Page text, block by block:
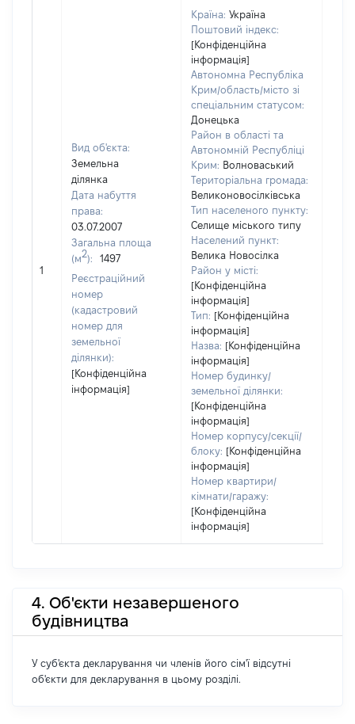
1
Вид об'єкта:
Земельна
ділянка
Дата набуття
права:
03.07.2007
Загальна площа
(м2):
1497
Реєстраційний
номер
(кадастровий
номер для
земельної
ділянки):
[Конфіденційна
інформація]
Країна: Україна
Поштовий індекс:
[Конфіденційна
інформація]
Автономна Республіка
Крим/область/місто зі
спеціальним статусом:
Донецька
Район в області та
Автономній Республіці
Крим: Волноваський
Територіальна громада:
Великоновосілківська
Тип населеного пункту:
Селище міського типу
Населений пункт:
Велика Новосілка
Район у місті:
[Конфіденційна
інформація]
Тип: [Конфіденційна
інформація]
Назва: [Конфіденційна
інформація]
Номер будинку/
земельної ділянки:
[Конфіденційна
інформація]
Номер корпусу/секції/
блоку: [Конфіденційна
інформація]
Номер квартири/
кімнати/гаражу:
[Конфіденційна
інформація]
4. Об'єкти незавершеного
будівництва
У суб'єкта декларування чи членів його сім'ї відсутні
об'єкти для декларування в цьому розділі.